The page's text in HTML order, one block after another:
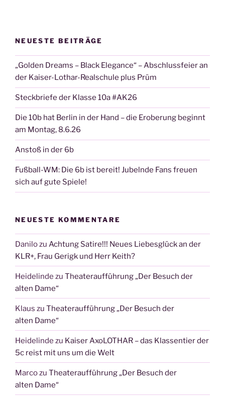
NEUESTE BEITRÄGE
„Golden Dreams – Black Elegance“ – Abschlussfeier an
der Kaiser-Lothar-Realschule plus Prüm
Steckbriefe der Klasse 10a #AK26
Die 10b hat Berlin in der Hand – die Eroberung beginnt
am Montag, 8.6.26
Anstoß in der 6b
Fußball-WM: Die 6b ist bereit! Jubelnde Fans freuen
sich auf gute Spiele!
NEUESTE KOMMENTARE
Danilozu Achtung Satire!!! Neues Liebesglück an der
KLR+, Frau Gerigk und Herr Keith?
Heidelinde zu Theateraufführung „Der Besuch der
alten Dame“
Klaus zu Theateraufführung „Der Besuch der
alten Dame“
Heidelinde zu Kaiser AxoLOTHAR – das Klassentier der
5c reist mit uns um die Welt
Marcozu Theateraufführung „Der Besuch der
alten Dame“